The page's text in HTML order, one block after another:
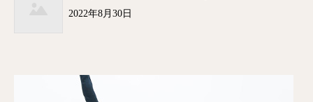
2022年8月30日